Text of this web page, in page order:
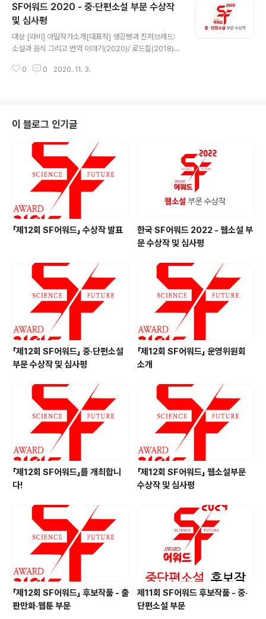
척민들을 공격하게 되고, 사건 후 빈우는 자신의 정체가 인
간, 그것도 인류 연방군의 정보국 장교임을 알게 된다. 그리
고 이 일에서부터 시작해 그는 인류의 미래가 걸린 대사건
의 소용돌이 속으로 말려 들어가게 되는데. 우수상 [거대
인공지능 키우기] FromZ작가소개[대표작] 괴수세계의 용
병(2020)/ 거대 인공지능 키우기(2020)/ 내 아이들이 우
SF어워드 2020 - 중·단편소설 부문 수상작
및 심사평
대상 [라비] 아밀작가소개[대표작] 생강빵과 진저브레드:
소설과 음식 그리고 번역 이야기(2020)/ 로드킬(2018)
년 고대 문화상/ 2002년 제10회 대산 청소년문학상 동상
는 시대에, 옛 여신의 이름을 따 ‘라비’라고 불리우는 주인
공 소녀는 주술사로 태어난 운명을 저주하며 자기 부족의
전통을 불신합니다. 그러던 어느 날 오지의 토착 문화와 생
태를 연구하는 학자들이 찾아오면서 라비의 삶은 격변을
맞습니다. 우수상 [잃어버린 삼각김밥을 찾아서] 이산화작
가소개[대표작] 밀수: 리..
0 0 2020. 11. 3.
이 블로그 인기글
「제12회 SF어워드」 수상작 발표
한국 SF어워드 2022 - 웹소설 부
문 수상작 및 심사평
「제12회 SF어워드」 중·단편소설
부문 수상작 및 심사평
「제12회 SF어워드」 운영위원회
소개
「제12회 SF어워드」를 개최합니
다!
「제12회 SF어워드」 웹소설부문
수상작 및 심사평
「제12회 SF어워드」 후보작품 - 출
판만화·웹툰 부문
제11회 SF어워드 후보작품 - 중·
단편소설 부문